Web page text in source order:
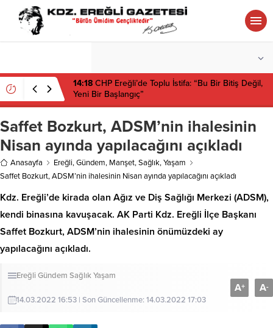
14:18 CHP Ereğli’de Toplu İstifa: “Bu Bir Bitiş Değil,
Yeni Bir Başlangıç”
Saffet Bozkurt, ADSM’nin ihalesinin
Nisan ayında yapılacağını açıkladı
Anasayfa Ereğli,Gündem, Manşet,Sağlık,Yaşam
Saffet Bozkurt, ADSM’nin ihalesinin Nisan ayında yapılacağını açıkladı
Kdz. Ereğli’de kirada olan Ağız ve Diş Sağlığı Merkezi (ADSM),
kendi binasına kavuşacak. AK Parti Kdz. Ereğli İlçe Başkanı
Saffet Bozkurt, ADSM’nin ihalesinin önümüzdeki ay
yapılacağını açıkladı.
Ereğli Gündem SağlıkYaşam
14.03.2022 16:53 | Son Güncellenme: 14.03.2022 17:03
A+ A-